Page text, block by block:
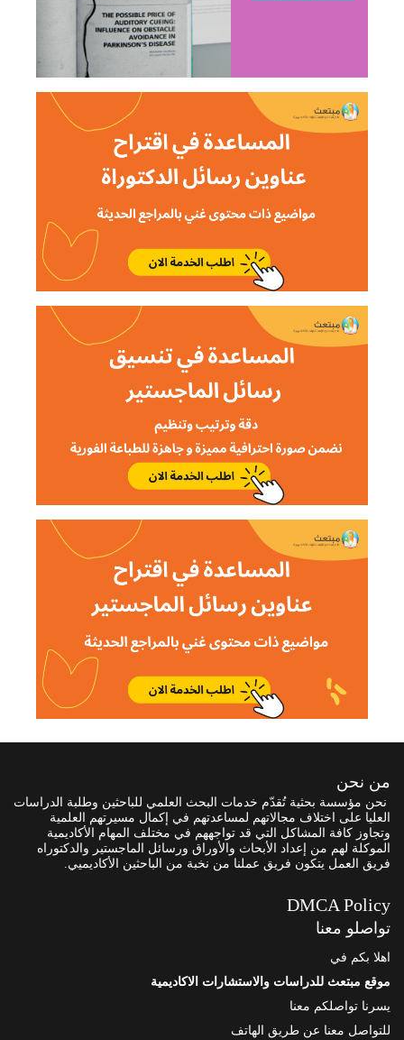
من نحن
نحن مؤسسة بحثية تُقدّم خدمات البحث العلمي للباحثين وطلبة الدراسات
العليا على اختلاف مجالاتهم لمساعدتهم في إكمال مسيرتهم العلمية
وتجاوز كافة المشاكل التي قد تواجههم في مختلف المهام الأكاديمية
الموكلة لهم من إعداد الأبحاث والأوراق ورسائل الماجستير والدكتوراه
فريق العمل يتكون فريق عملنا من نخبة من الباحثين الأكاديميي.
DMCA Policy
تواصلو معنا
اهلا بكم في
موقع مبتعث للدراسات والاستشارات الاكاديمية
يسرنا تواصلكم معنا
للتواصل معنا عن طريق الهاتف